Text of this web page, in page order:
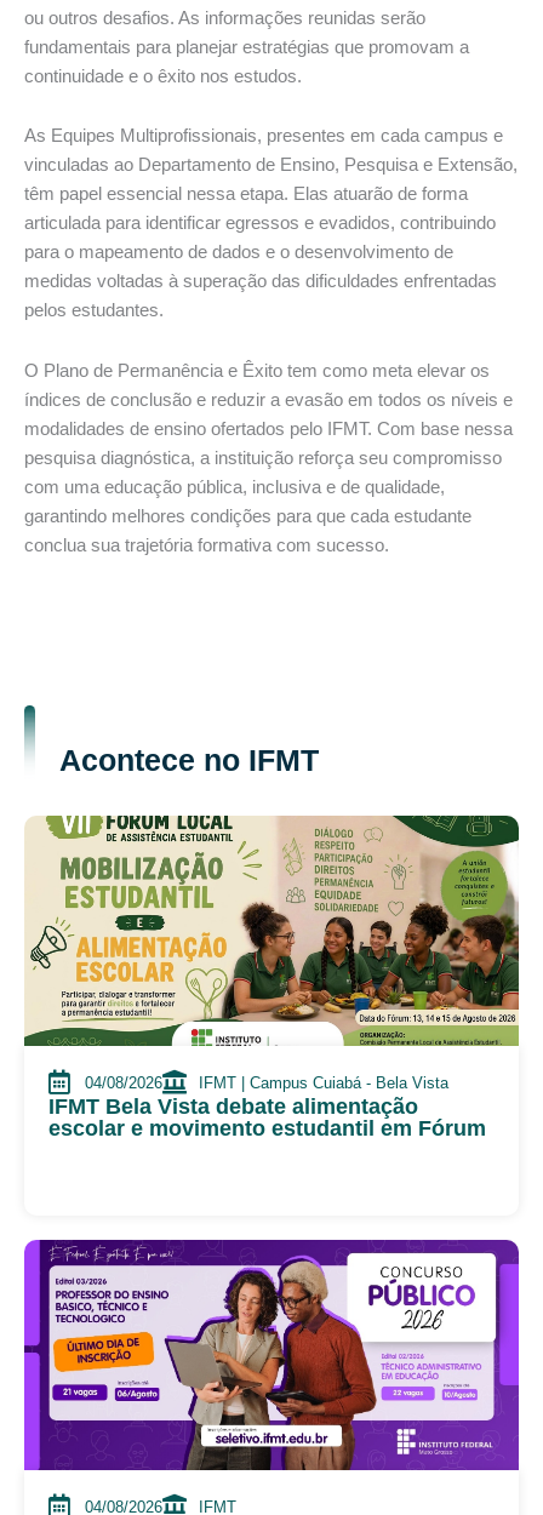
ou outros desafios. As informações reunidas serão
fundamentais para planejar estratégias que promovam a
continuidade e o êxito nos estudos.
As Equipes Multiprofissionais, presentes em cada campus e
vinculadas ao Departamento de Ensino, Pesquisa e Extensão,
têm papel essencial nessa etapa. Elas atuarão de forma
articulada para identificar egressos e evadidos, contribuindo
para o mapeamento de dados e o desenvolvimento de
medidas voltadas à superação das dificuldades enfrentadas
pelos estudantes.
O Plano de Permanência e Êxito tem como meta elevar os
índices de conclusão e reduzir a evasão em todos os níveis e
modalidades de ensino ofertados pelo IFMT. Com base nessa
pesquisa diagnóstica, a instituição reforça seu compromisso
com uma educação pública, inclusiva e de qualidade,
garantindo melhores condições para que cada estudante
conclua sua trajetória formativa com sucesso.
Acontece no IFMT
04/08/2026 IFMT | Campus Cuiabá - Bela Vista
IFMT Bela Vista debate alimentação
escolar e movimento estudantil em Fórum
04/08/2026 IFMT